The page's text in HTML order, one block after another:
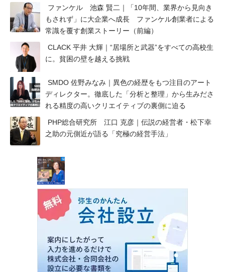
ファンケル 池森 賢二｜「10年間、業界から見向き
もされず」に大企業へ成長 ファンケル創業者による
常識を覆す創業ストーリー（前編）
CLACK 平井 大輝｜“居場所と武器”をすべての高校生
に。貧困の壁を越える挑戦
SMDO 佐野みなみ｜異色の経歴をもつ注目のアート
ディレクター。徹底した「分析と整理」から生みださ
れる精度の高いクリエイティブの裏側に迫る
PHP総合研究所 江口 克彦｜伝説の経営者・松下幸
之助の元側近が語る「究極の経営手法」